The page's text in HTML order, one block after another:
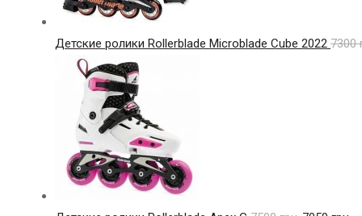
Детские ролики Rollerblade Microblade Cube 2022 7300